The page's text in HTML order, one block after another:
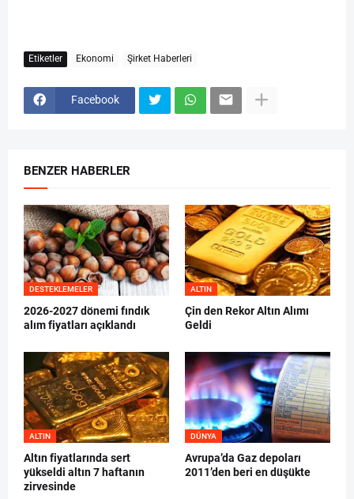
Etiketler Ekonomi Şirket Haberleri
Facebook
BENZER HABERLER
DESTEKLEMELER
2026-2027 dönemi fındık
alım fiyatları açıklandı
ALTIN
Çin den Rekor Altın Alımı
Geldi
ALTIN
Altın fiyatlarında sert
yükseldi altın 7 haftanın
zirvesinde
DÜNYA
Avrupa’da Gaz depoları
2011’den beri en düşükte